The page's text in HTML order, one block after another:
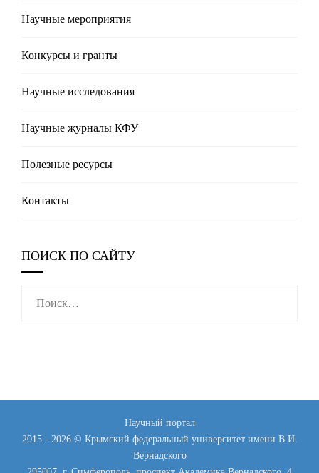
Научные мероприятия
Конкурсы и гранты
Научные исследования
Научные журналы КФУ
Полезные реcурсы
Контакты
ПОИСК ПО САЙТУ
Научный портал
2015 - 2026 © Крымский федеральный университет имени В.И.
Вернадского